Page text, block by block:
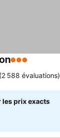
3 Étoiles
(2 588 évaluations)
les prix exacts